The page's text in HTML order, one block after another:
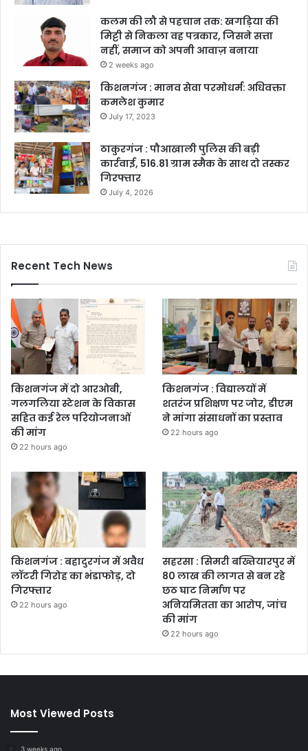
कलम की लौ से पहचान तक: खगड़िया की
मिट्टी से निकला वह पत्रकार, जिसने सत्ता
नहीं, समाज को अपनी आवाज़ बनाया
2 weeks ago
किशनगंज : मानव सेवा परमोधर्म: अधिवक्ता
कमलेश कुमार
July 17, 2023
ठाकुरगंज : पौआखाली पुलिस की बड़ी
कार्रवाई, 516.81 ग्राम स्मैक के साथ दो तस्कर
गिरफ्तार
July 4, 2026
Recent Tech News
किशनगंज में दो आरओबी,
गलगलिया स्टेशन के विकास
सहित कई रेल परियोजनाओं
की मांग
22 hours ago
किशनगंज : विद्यालयों में
शतरंज प्रशिक्षण पर जोर, डीएम
ने मांगा संसाधनों का प्रस्ताव
22 hours ago
किशनगंज : बहादुरगंज में अवैध
लॉटरी गिरोह का भंडाफोड़, दो
गिरफ्तार
22 hours ago
सहरसा : सिमरी बख्तियारपुर में
80 लाख की लागत से बन रहे
छठ घाट निर्माण पर
अनियमितता का आरोप, जांच
की मांग
22 hours ago
Most Viewed Posts
3 weeks ago